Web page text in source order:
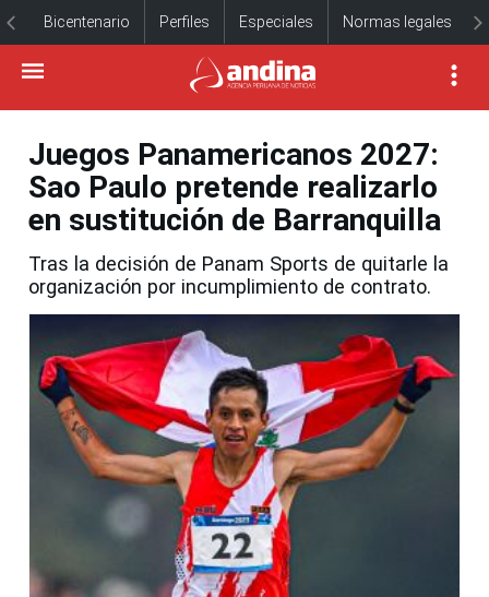
Bicentenario Perfiles Especiales Normas legales
Juegos Panamericanos 2027:
Sao Paulo pretende realizarlo
en sustitución de Barranquilla
Tras la decisión de Panam Sports de quitarle la
organización por incumplimiento de contrato.